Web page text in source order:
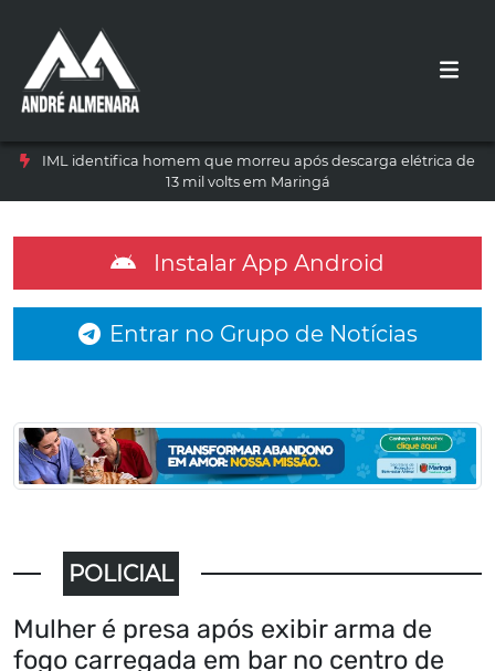
IML identifica homem que morreu após descarga elétrica de
13 mil volts em Maringá
Instalar App Android
Entrar no Grupo de Notícias
POLICIAL
Mulher é presa após exibir arma de
fogo carregada em bar no centro de